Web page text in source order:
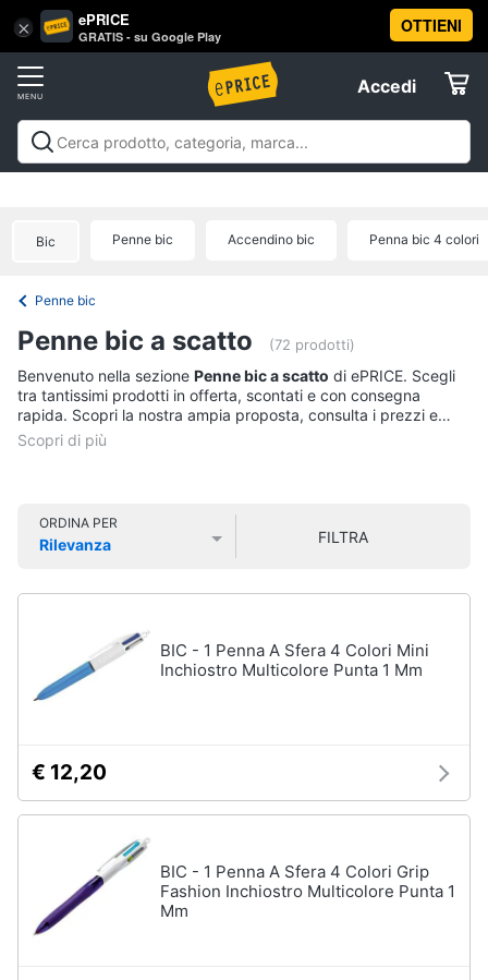
× ePRICE
GRATIS - su Google Play
OTTIENI
Accedi
Accedi
Registrati
Offerte
Tv
e
Home
Cinema
home
musica
Arredo
Giardinaggio
Vai
al
Bic Penne bic Accendino bic Penna bic 4 colori
Penne bic
Penne bic a scatto (72 prodotti)
Benvenuto nella sezione Penne bic a scatto di ePRICE. Scegli
tra tantissimi prodotti in offerta, scontati e con consegna
rapida. Scopri la nostra ampia proposta, consulta i prezzi e
acquista comodamente online.
ORDINA PER
Rilevanza
FILTRA
BIC - 1 Penna A Sfera 4 Colori Mini
Inchiostro Multicolore Punta 1 Mm
€ 12,20
BIC - 1 Penna A Sfera 4 Colori Grip
Fashion Inchiostro Multicolore Punta 1
Mm